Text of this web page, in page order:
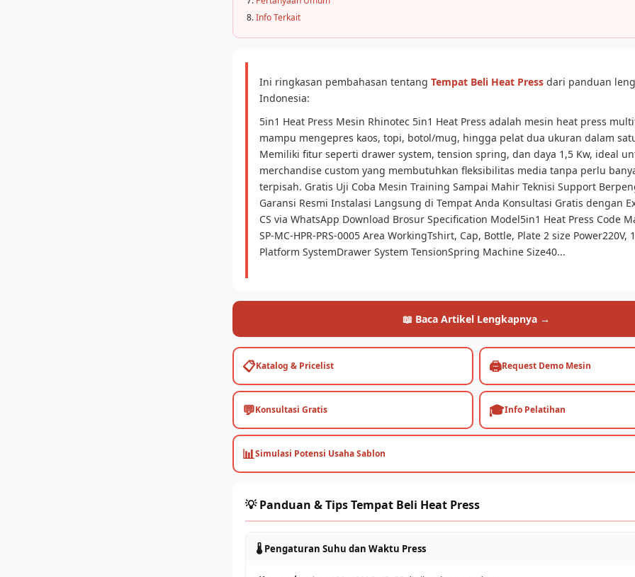
Info Terkait
Ini ringkasan pembahasan tentang Tempat Beli Heat Press dari panduan
Indonesia:
5in1 Heat Press Mesin Rhinotec 5in1 Heat Press adalah mesin heat press
mampu mengepres kaos, topi, botol/mug, hingga pelat dua ukuran dalam
Memiliki fitur seperti drawer system, tension spring, dan daya 1,5 Kw, ideal
merchandise custom yang membutuhkan fleksibilitas media tanpa perlu
terpisah. Gratis Uji Coba Mesin Training Sampai Mahir Teknisi Support
Garansi Resmi Instalasi Langsung di Tempat Anda Konsultasi Gratis dengan
CS via WhatsApp Download Brosur Specification Model5in1 Heat Press Code
SP-MC-HPR-PRS-0005 Area WorkingTshirt, Cap, Bottle, Plate 2 size Power220V,
Platform SystemDrawer System TensionSpring Machine Size40...
📖 Baca Artikel Lengkapnya →
📋Katalog & Pricelist 🖨️Request Demo Mesin
💬Konsultasi Gratis 🎓Info Pelatihan
📊Simulasi Potensi Usaha Sablon
💡 Panduan & Tips Tempat Beli Heat Press
🌡️ Pengaturan Suhu dan Waktu Press